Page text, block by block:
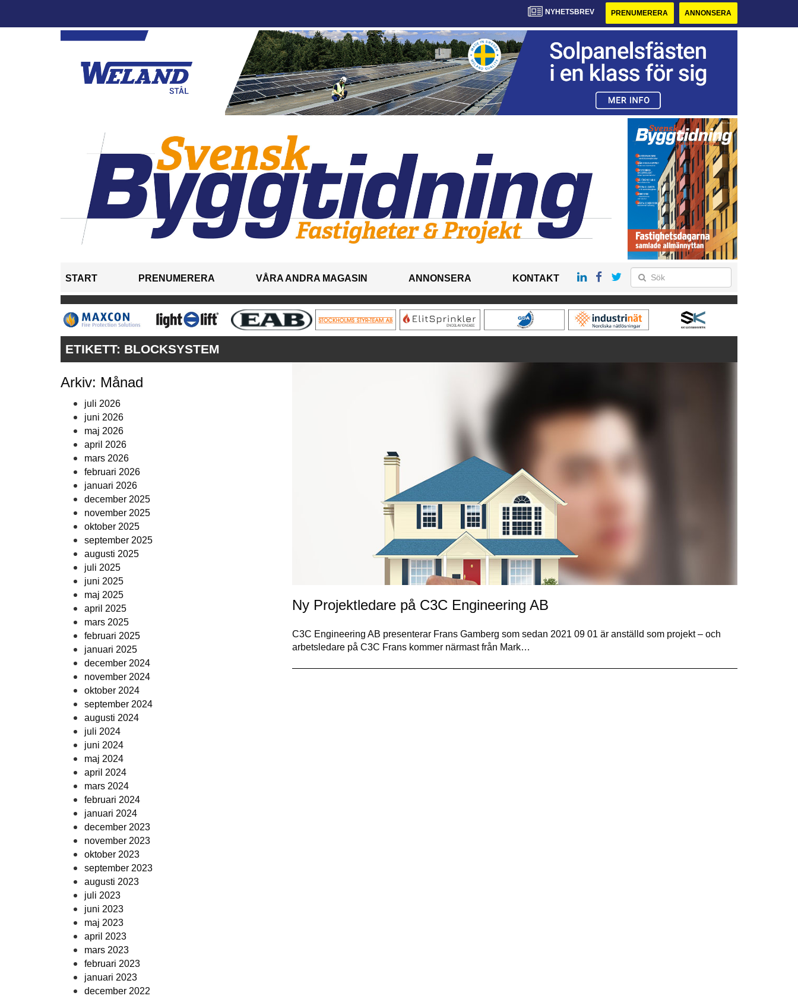
NYHETSBREV PRENUMERERA ANNONSERA
START PRENUMERERA VÅRA ANDRA MAGASIN ANNONSERA KONTAKT
ETIKETT: BLOCKSYSTEM
Arkiv: Månad
juli 2026
juni 2026
maj 2026
april 2026
mars 2026
februari 2026
januari 2026
december 2025
november 2025
oktober 2025
september 2025
augusti 2025
juli 2025
juni 2025
maj 2025
april 2025
mars 2025
februari 2025
januari 2025
december 2024
november 2024
oktober 2024
september 2024
augusti 2024
juli 2024
juni 2024
maj 2024
april 2024
mars 2024
februari 2024
januari 2024
december 2023
november 2023
oktober 2023
september 2023
augusti 2023
juli 2023
juni 2023
maj 2023
april 2023
mars 2023
februari 2023
januari 2023
december 2022
Ny Projektledare på C3C Engineering AB
C3C Engineering AB presenterar Frans Gamberg som sedan 2021 09 01 är anställd som projekt – och
arbetsledare på C3C Frans kommer närmast från Mark…